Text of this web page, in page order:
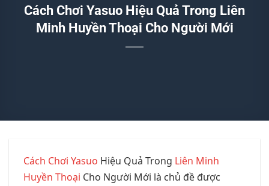
Cách Chơi Yasuo Hiệu Quả Trong Liên
Minh Huyền Thoại Cho Người Mới
Cách Chơi Yasuo Hiệu Quả Trong Liên Minh
Huyền Thoại Cho Người Mới là chủ đề được